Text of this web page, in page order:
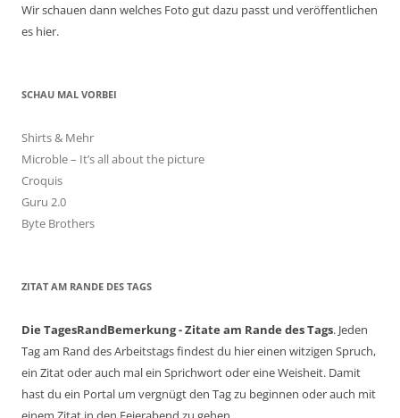
Wir schauen dann welches Foto gut dazu passt und veröffentlichen
es hier.
SCHAU MAL VORBEI
Shirts & Mehr
Microble – It’s all about the picture
Croquis
Guru 2.0
Byte Brothers
ZITAT AM RANDE DES TAGS
Die TagesRandBemerkung - Zitate am Rande des Tags. Jeden
Tag am Rand des Arbeitstags findest du hier einen witzigen Spruch,
ein Zitat oder auch mal ein Sprichwort oder eine Weisheit. Damit
hast du ein Portal um vergnügt den Tag zu beginnen oder auch mit